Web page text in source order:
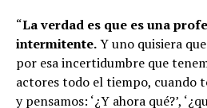
“La verdad es que es una
intermitente.Y uno quisiera
por esa incertidumbre que
actores todo el tiempo, cuando
y pensamos: ‘¿Y ahora qué?’,